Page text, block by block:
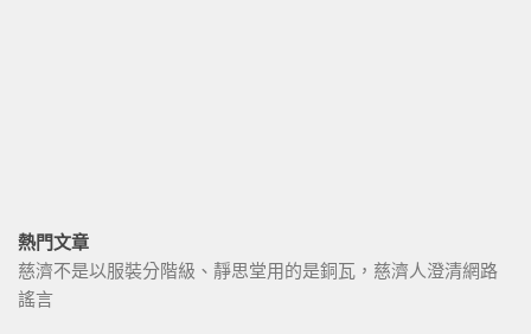
熱門文章
慈濟不是以服裝分階級、靜思堂用的是銅瓦，慈濟人澄清網路
謠言